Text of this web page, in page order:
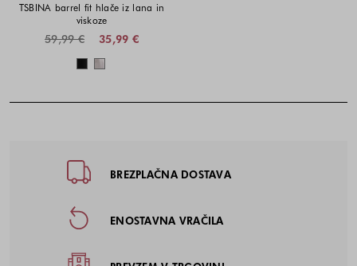
TSBINA barrel fit hlače iz lana in
viskoze
35,99 €
59,99 €
Barve na voljo
Noga strani - hitre povezave,
BREZPLAČNA DOSTAVA
ENOSTAVNA VRAČILA